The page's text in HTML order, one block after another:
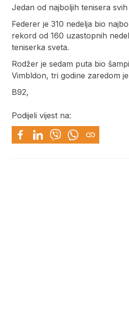
Jedan od najboljih tenisera
Federer je 310 nedelja bio
rekord od 160 uzastopnih
teniserka sveta.
Rodžer je sedam puta bio
Vimbldon, tri godine zaredom
B92,
Podijeli vijest na: